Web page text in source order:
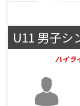
U11 男子シ
ハイラ